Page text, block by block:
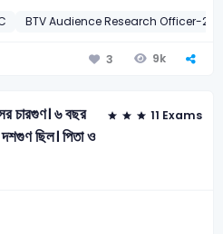
BTV Audience Research Officer-
3 9k
চারগুণ। ৬ বছর
ছিল। পিতা ও
11 Exams